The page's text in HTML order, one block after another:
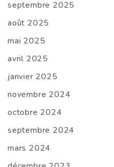
septembre 2025
août 2025
mai 2025
avril 2025
janvier 2025
novembre 2024
octobre 2024
septembre 2024
mars 2024